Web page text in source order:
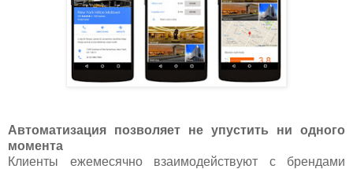
Автоматизация позволяет не упустить ни одного
момента
Клиенты ежемесячно взаимодействуют с брендами